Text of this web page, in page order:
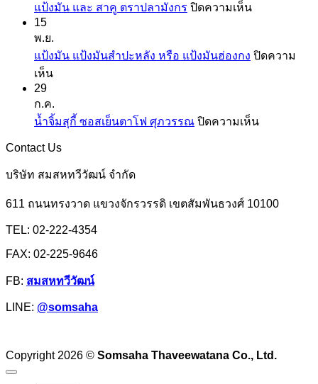
แป้งมัน และ สาคู ตราปลามังกร ปิดความเห็นบน
และ
15
พ.ย.
แป้งมัน แป้งมันสำปะหลัง หรือ แป้งมันฮ่องกง ปิดความ
เห็นบน
มัน
แป้ง
มัน
หรือ
ฮ่องกง
29
ก.ค.
น้ำจิ้มสุกี้ ซอสเย็นตาโฟ ศุภวรรณ ปิดความเห็นบน
ซอส
Contact Us
บริษัท สมสหทวีวัฒน์ จำกัด
611 ถนนทรงวาด แขวงจักรวรรดิ เขตสัมพันธวงศ์ 10100
TEL: 02-222-4354
FAX: 02-225-9646
FB: สมสหทวีวัฒน์
LINE: @somsaha
Copyright 2026 © Somsaha Thaveewatana Co., Ltd.